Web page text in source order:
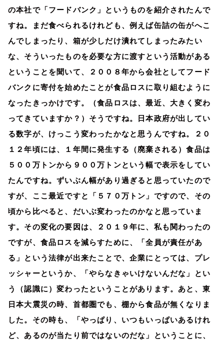
の本社で「フードバンク」というものを紹介されたんで
すね。まだ食べられるけれども、例えば缶詰の缶がへこ
んでしまったり、箱が少しだけ潰れてしまったみたい
な、そういったものを必要な方に渡すという活動がある
ということを聞いて、２００８年から会社としてフード
バンクに寄付を始めたことが食品ロスに取り組むように
なったきっかけです。（食品ロスは、最近、大きく変わ
ってきていますか？）そうですね。日本政府が出してい
る数字が、けっこう変わったかなと思うんですね。２０
１２年頃には、１年間に発生する（廃棄される）食品は
５００万トンから９００万トンという幅で表示をしてい
たんですね。ずいぶん幅があり過ぎると思っていたので
すが、ここ最近ですと「５７０万トン」ですので、その
頃から比べると、だいぶ変わったのかなと思っていま
す。その変化の要因は、２０１９年に、私も関わったの
ですが、食品ロスを減らすために、「全員が責任があ
る」という法律が出来たことで、企業にとっては、プレ
ッシャーというか、「やらなきゃいけないんだな」とい
う（認識に）変わったということがあります。あと、東
日本大震災の時、首都圏でも、棚から食品が無くなりま
した。その時も、「やっぱり、いつもいっぱいあるけれ
ど、あるのが当たり前ではないのだな」ということに、